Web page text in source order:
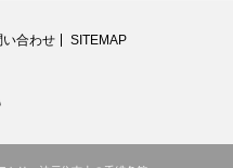
い合わせ SITEMAP